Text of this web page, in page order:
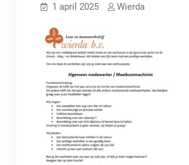
1 april 2025 Wierda